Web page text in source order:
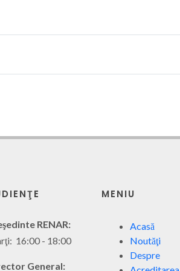
RENAR:
16:00 - 18:00
General:
MENIU
Acasă
Noutăţi
Despre